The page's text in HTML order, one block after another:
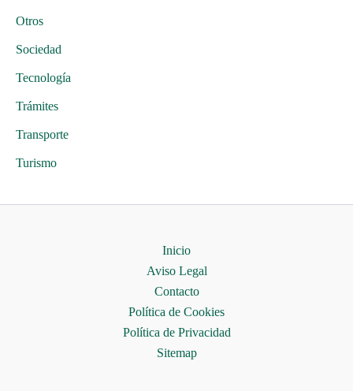
Otros
Sociedad
Tecnología
Trámites
Transporte
Turismo
Inicio
Aviso Legal
Contacto
Política de Cookies
Política de Privacidad
Sitemap